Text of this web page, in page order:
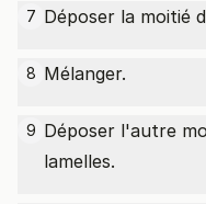
7 Déposer la moitié
8 Mélanger.
9 Déposer l'autre
lamelles.